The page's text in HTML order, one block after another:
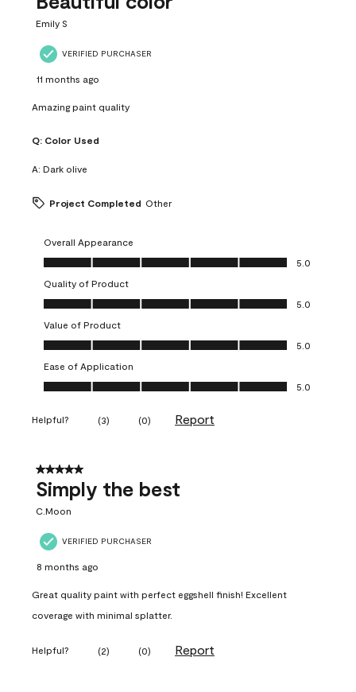
Emily S
VERIFIED PURCHASER
11 months ago
Amazing paint quality
Q: Color Used
A: Dark olive
Project Completed Other
Overall Appearance
Overall Appearance, 5.0 out of 5
5.0
Quality of Product
Quality of Product, 5.0 out of 5
5.0
Value of Product
Value of Product, 5.0 out of 5
5.0
Ease of Application
Ease of Application, 5.0 out of 5
5.0
Helpful? (3) (0) Report
5 out of 5 stars.
Simply the best
C.Moon
VERIFIED PURCHASER
8 months ago
Great quality paint with perfect eggshell finish! Excellent
coverage with minimal splatter.
Helpful? (2) (0) Report